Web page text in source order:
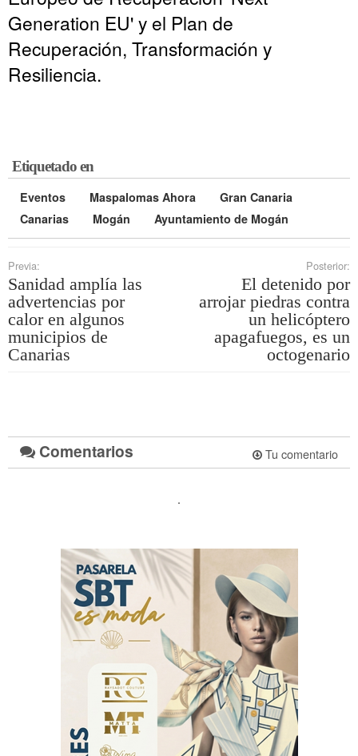
Generation EU' y el Plan de
Recuperación, Transformación y
Resiliencia.
Etiquetado en
Eventos Maspalomas Ahora
Gran Canaria
Canarias
Mogán Ayuntamiento de Mogán
Previa:
Sanidad amplía las
advertencias por
calor en algunos
municipios de
Canarias
Posterior:
El detenido por
arrojar piedras contra
un helicóptero
apagafuegos, es un
octogenario
Comentarios Tu comentario
.